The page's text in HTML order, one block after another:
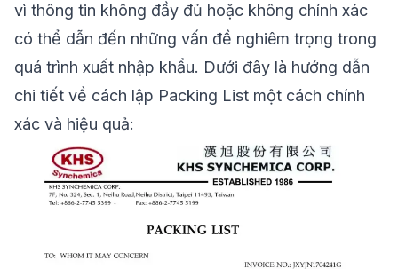
vì thông tin không đầy đủ hoặc không chính xác
có thể dẫn đến những vấn đề nghiêm trọng trong
quá trình xuất nhập khẩu. Dưới đây là hướng dẫn
chi tiết về cách lập Packing List một cách chính
xác và hiệu quả: